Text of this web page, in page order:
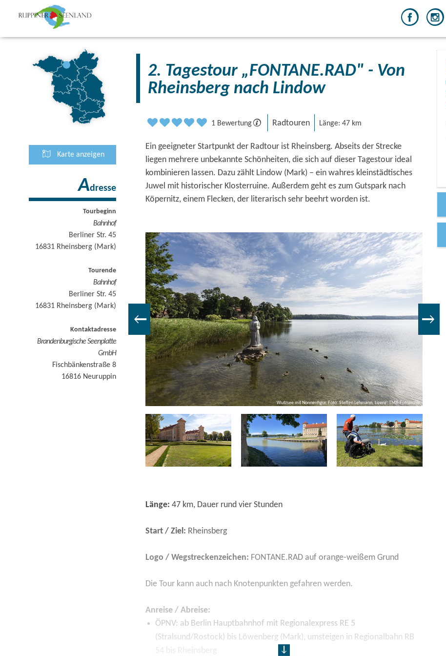
Karte anzeigen
Adresse
Tourbeginn
Bahnhof
Berliner Str. 45
16831 Rheinsberg (Mark)
Tourende
Bahnhof
Berliner Str. 45
16831 Rheinsberg (Mark)
Kontaktadresse
Brandenburgische Seenplatte
GmbH
Fischbänkenstraße 8
16816 Neuruppin
2. Tagestour „FONTANE.RAD" - Von
Rheinsberg nach Lindow
1 Bewertung Radtouren Länge: 47 km
Ein geeigneter Startpunkt der Radtour ist Rheinsberg. Abseits der Strecke
liegen mehrere unbekannte Schönheiten, die sich auf dieser Tagestour ideal
kombinieren lassen. Dazu zählt Lindow (Mark) – ein wahres kleinstädtisches
Juwel mit historischer Klosterruine. Außerdem geht es zum Gutspark nach
Köpernitz, einem Flecken, der literarisch sehr beehrt worden ist.
Wutzsee mit Nonnenfigur, Foto: Steffen Lehmann, Lizenz: TMB-Fotoarchiv
Länge:47 km, Dauer rund vier Stunden
Start / Ziel: Rheinsberg
Logo / Wegstreckenzeichen: FONTANE.RAD auf orange-weißem Grund
Die Tour kann auch nach Knotenpunkten gefahren werden.
Anreise / Abreise:
ÖPNV: ab Berlin Hauptbahnhof mit Regionalexpress RE 5
(Stralsund/Rostock) bis Löwenberg (Mark), umsteigen in Regionalbahn RB
54 bis Rheinsberg